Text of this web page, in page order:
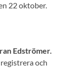
22 oktober.
Edströmer.
och